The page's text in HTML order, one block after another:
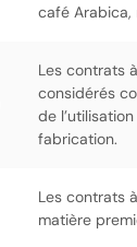
café Arabica,
Les contrats
considérés
de
fabrication.
Les contrats
matière